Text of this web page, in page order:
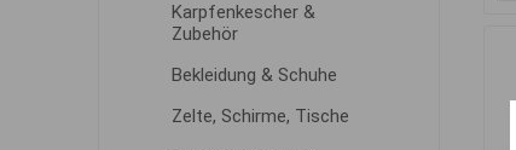
Karpfenkescher &
Zubehör
Bekleidung & Schuhe
Zelte, Schirme, Tische